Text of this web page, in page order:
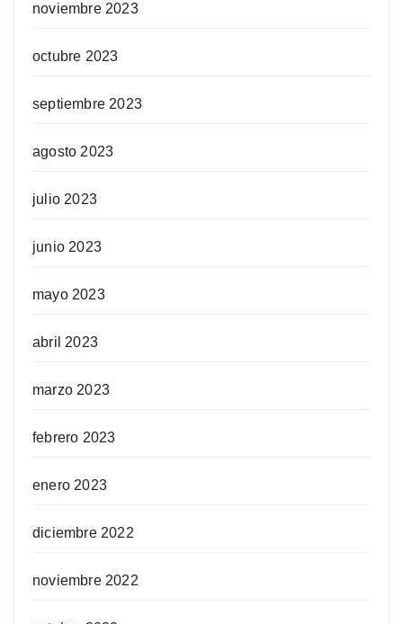
noviembre 2023
octubre 2023
septiembre 2023
agosto 2023
julio 2023
junio 2023
mayo 2023
abril 2023
marzo 2023
febrero 2023
enero 2023
diciembre 2022
noviembre 2022